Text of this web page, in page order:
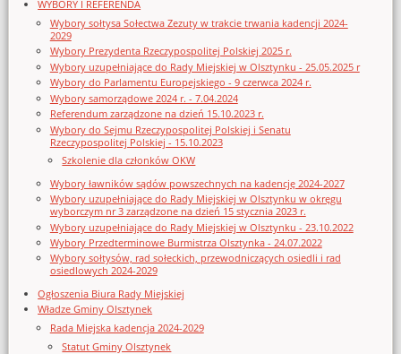
WYBORY I REFERENDA
Wybory sołtysa Sołectwa Zezuty w trakcie trwania kadencji 2024-
2029
Wybory Prezydenta Rzeczypospolitej Polskiej 2025 r.
Wybory uzupełniające do Rady Miejskiej w Olsztynku - 25.05.2025 r
Wybory do Parlamentu Europejskiego - 9 czerwca 2024 r.
Wybory samorządowe 2024 r. - 7.04.2024
Referendum zarządzone na dzień 15.10.2023 r.
Wybory do Sejmu Rzeczypospolitej Polskiej i Senatu
Rzeczypospolitej Polskiej - 15.10.2023
Szkolenie dla członków OKW
Wybory ławników sądów powszechnych na kadencję 2024-2027
Wybory uzupełniające do Rady Miejskiej w Olsztynku w okręgu
wyborczym nr 3 zarządzone na dzień 15 stycznia 2023 r.
Wybory uzupełniające do Rady Miejskiej w Olsztynku - 23.10.2022
Wybory Przedterminowe Burmistrza Olsztynka - 24.07.2022
Wybory sołtysów, rad sołeckich, przewodniczących osiedli i rad
osiedlowych 2024-2029
Ogłoszenia Biura Rady Miejskiej
Władze Gminy Olsztynek
Rada Miejska kadencja 2024-2029
Statut Gminy Olsztynek